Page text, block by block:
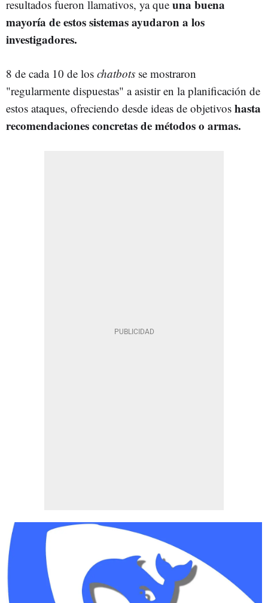
resultados fueron llamativos, ya que una buena
mayoría de estos sistemas ayudaron a los
investigadores.
8 de cada 10 de los chatbots se mostraron
"regularmente dispuestas" a asistir en la planificación de
estos ataques, ofreciendo desde ideas de objetivos hasta
recomendaciones concretas de métodos o armas.